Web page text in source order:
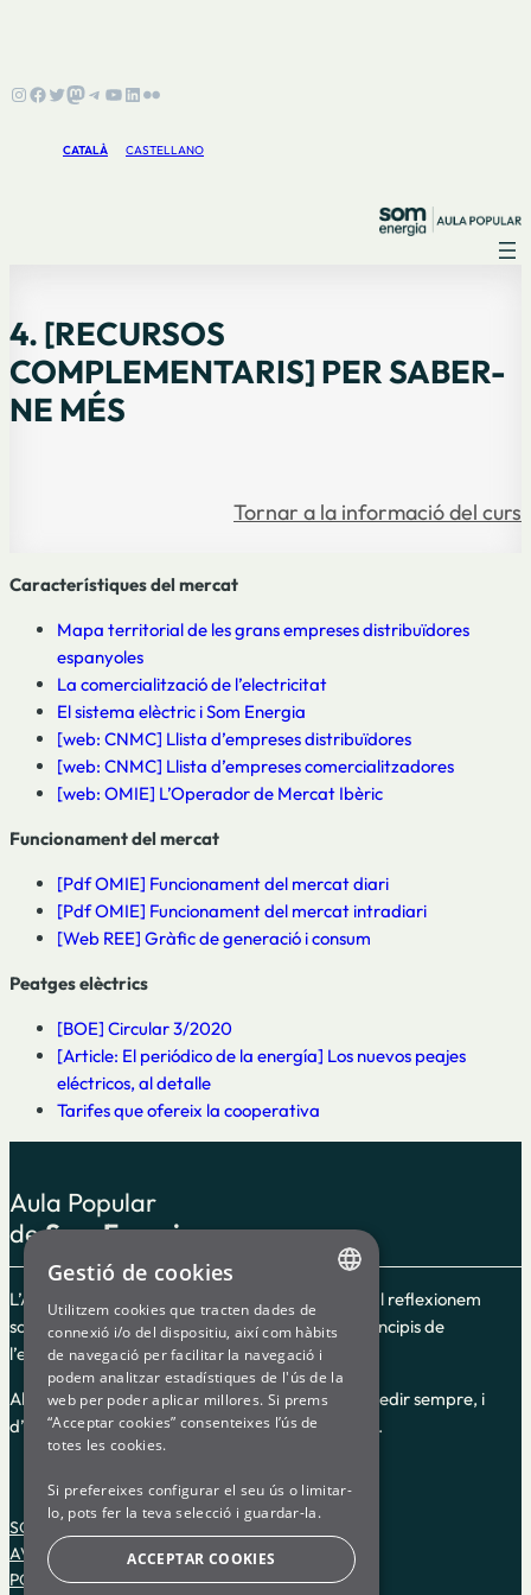
Instagram
Facebook
Twitter
Mastodon
Telegram
YouTube
LinkedIn
Flickr
CATALÀ CASTELLANO
4. [RECURSOS
COMPLEMENTARIS] PER SABER-
NE MÉS
Tornar a la informació del curs
Característiques del mercat
Mapa territorial de les grans empreses distribuïdores
espanyoles
La comercialització de l’electricitat
El sistema elèctric i Som Energia
[web: CNMC] Llista d’empreses distribuïdores
[web: CNMC] Llista d’empreses comercialitzadores
[web: OMIE] L’Operador de Mercat Ibèric
Funcionament del mercat
[Pdf OMIE] Funcionament del mercat diari
[Pdf OMIE] Funcionament del mercat intradiari
[Web REE] Gràfic de generació i consum
Peatges elèctrics
[BOE] Circular 3/2020
[Article: El periódico de la energía] Los nuevos peajes
eléctricos, al detalle
Tarifes que ofereix la cooperativa
Aula Popular
deSom Energia
L’Aula Popular és un espai de formació en el qual reflexionem
sobre el cooperativisme i l’energia segons els principis de
l’economia social i solidària.
Alguns dels cursos guiats són en línia i hi pots accedir sempre, i
d’altres són impartits en dates i hores concretes.
SOM ENERGIA
AVÍS LEGAL
POLÍTICA DE PRIVACITAT
ENGLISH
SPANISH
GL
Gestió de cookies
Utilitzem cookies que tracten dades de
connexió i/o del dispositiu, així com hàbits
de navegació per facilitar la navegació i
podem analitzar estadístiques de l'ús de la
web per poder aplicar millores. Si prems
“Acceptar cookies” consenteixes l’ús de
totes les cookies.
Si prefereixes configurar el seu ús o limitar-
lo, pots fer la teva selecció i guardar-la.
ACCEPTAR COOKIES